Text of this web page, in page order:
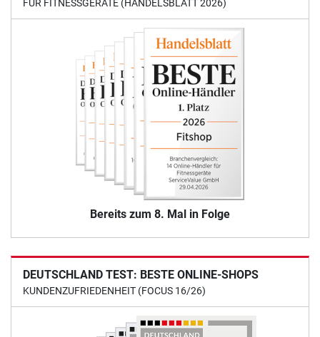
FÜR FITNESSGERÄTE (HANDELSBLATT 2026)
Bereits zum 8. Mal in Folge
DEUTSCHLAND TEST: BESTE ONLINE-SHOPS
KUNDENZUFRIEDENHEIT (FOCUS 16/26)